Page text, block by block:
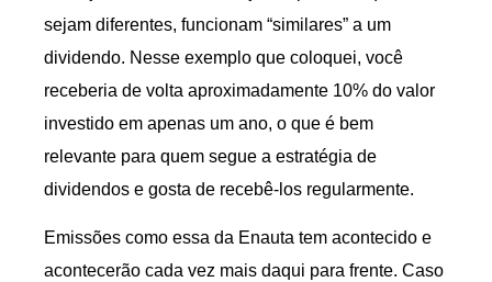
sejam diferentes, funcionam “similares” a um
dividendo. Nesse exemplo que coloquei, você
receberia de volta aproximadamente 10% do valor
investido em apenas um ano, o que é bem
relevante para quem segue a estratégia de
dividendos e gosta de recebê-los regularmente.
Emissões como essa da Enauta tem acontecido e
acontecerão cada vez mais daqui para frente. Caso